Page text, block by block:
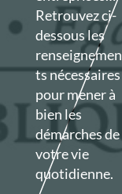
Retrouvez ci-
dessous les
renseignemen
ts nécessaires
pour mener à
bien les
démarches de
votre vie
quotidienne.